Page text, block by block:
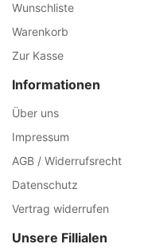
Wunschliste
Warenkorb
Zur Kasse
Informationen
Über uns
Impressum
AGB / Widerrufsrecht
Datenschutz
Vertrag widerrufen
Unsere Fillialen